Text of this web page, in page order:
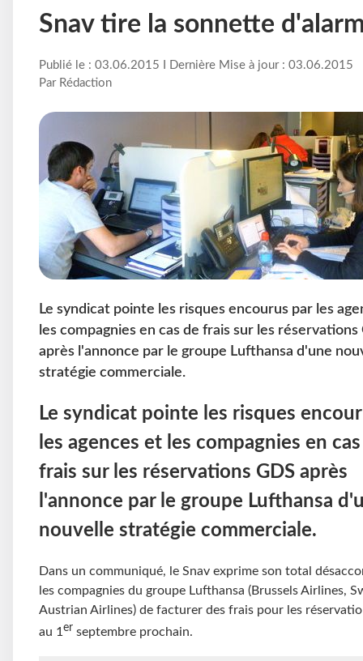
Snav tire la sonnette
Publié le : 03.06.2015 I Dernière Mise à jour : 03.06.2015
Par Rédaction
Le syndicat pointe les risques encourus par les
les compagnies en cas de frais sur les réservations
après l'annonce par le groupe Lufthansa d'une
stratégie commerciale.
Le syndicat pointe les risques
les agences et les compagnies en
frais sur les réservations GDS après
l'annonce par le groupe Lufthansa
nouvelle stratégie commerciale.
Dans un communiqué, le Snav exprime son total
les compagnies du groupe Lufthansa (Brussels Airlines,
Austrian Airlines) de facturer des frais pour les
au 1er septembre prochain.